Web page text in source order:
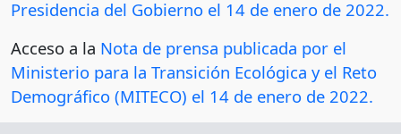
Presidencia del Gobierno el 14 de enero de 2022.
Acceso a la Nota de prensa publicada por el
Ministerio para la Transición Ecológica y el Reto
Demográfico (MITECO) el 14 de enero de 2022.